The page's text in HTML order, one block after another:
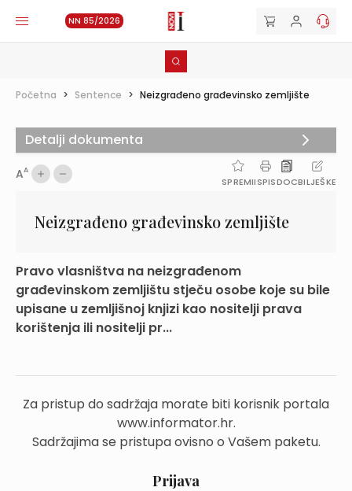
NN 85/2026
Početna > Sentence > Neizgrađeno građevinsko zemljište
AA
SPREMIISPISDOCBILJEŠKE
Neizgrađeno građevinsko zemljište
Pravo vlasništva na neizgrađenom
građevinskom zemljištu stječu osobe koje su bile
upisane u zemljišnoj knjizi kao nositelji prava
korištenja ili nositelji pr...
Za pristup do sadržaja morate biti korisnik portala
www.informator.hr.
Sadržajima se pristupa ovisno o Vašem paketu.
Prijava
Detalji dokumenta